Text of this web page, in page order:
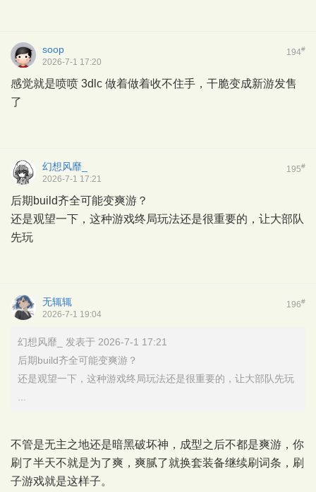
194#
soop
2026-7-1 17:20
感觉就是喷喷 3dlc 做着做着收不住手，干脆变成新游发售
了
195#
幻想风靡_
2026-7-1 17:21
后期build齐全可能变爽游？
还是观望一下，这种游戏终局玩法还是很重要的，让大部队
先玩
196#
无辄辄
2026-7-1 19:04
幻想风靡_ 发表于 2026-7-1 17:21
后期build齐全可能变爽游？
还是观望一下，这种游戏终局玩法还是很重要的，让大部队先玩
不管是无主之地还是暗黑破坏神，成型之后不都是爽游，你
刷了半天不就是为了爽，爽腻了就换套装备继续刷词条，刷
子游戏就是这样子。